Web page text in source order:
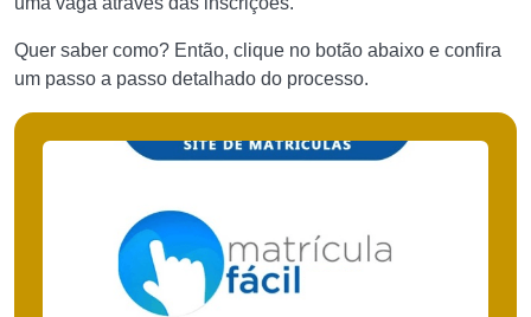
Quer saber como? Então, clique no botão abaixo e confira
um passo a passo detalhado do processo.